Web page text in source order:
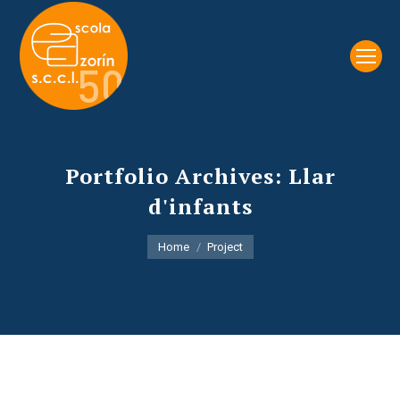
Portfolio Archives: Llar
d'infants
You are here:
Home Project